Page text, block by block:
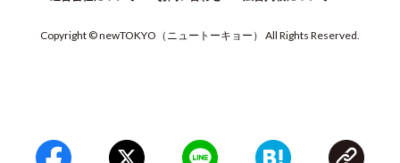
Copyright © newTOKYO （ ニュートーキョー ） All Rights Reserved.